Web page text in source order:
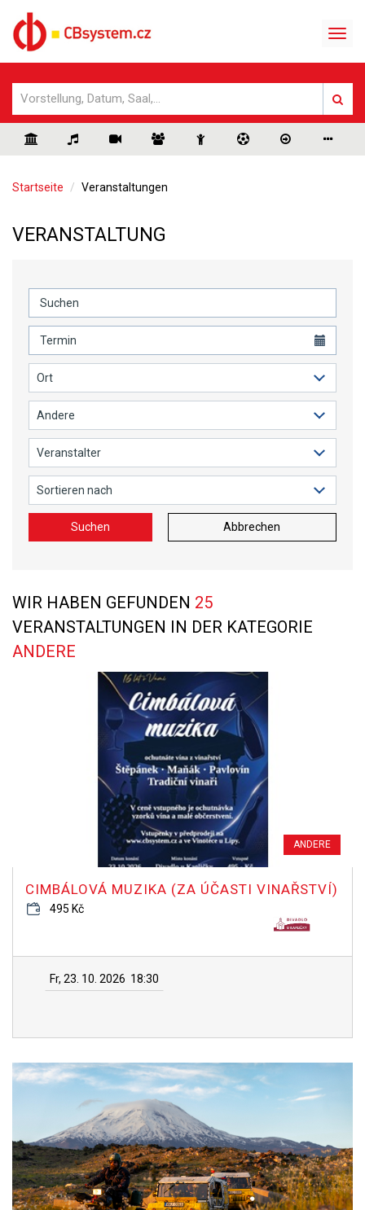
Startseite Veranstaltungen
VERANSTALTUNG
Suchen Abbrechen
WIR HABEN GEFUNDEN 25
VERANSTALTUNGEN IN DER KATEGORIE
ANDERE
ANDERE
CIMBÁLOVÁ MUZIKA (ZA ÚČASTI VINAŘSTVÍ)
495 Kč
Fr, 23. 10. 2026 18:30